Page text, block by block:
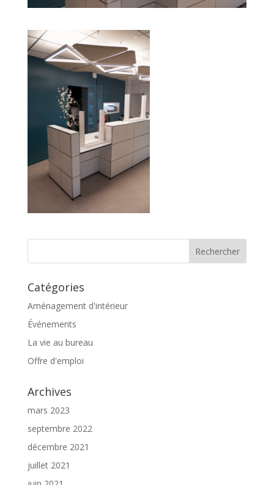
Catégories
Aménagement d'intérieur
Événements
La vie au bureau
Offre d'emploi
Archives
mars 2023
septembre 2022
décembre 2021
juillet 2021